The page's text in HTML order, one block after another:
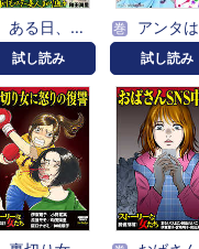
ある日、ブスになった。 横取りモンスター美人まかり通る
試し読み
巻 アンタは私の言うこと聞いてりゃいいの！～毒嫁に漫画を乗っ取られました～ デジコレ DIGITAL COMICS
試し読み